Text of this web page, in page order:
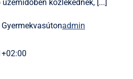
közlekednek, [...]
admin